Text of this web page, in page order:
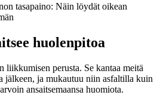
tasapaino: Näin löydät oikean
huolenpitoa
liikkumisen perusta. Se kantaa meitä
jälkeen, ja mukautuu niin asfaltilla kuin
ansaitsemaansa huomiota.